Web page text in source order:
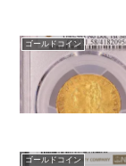
ゴールドコイン
ゴールドコイン